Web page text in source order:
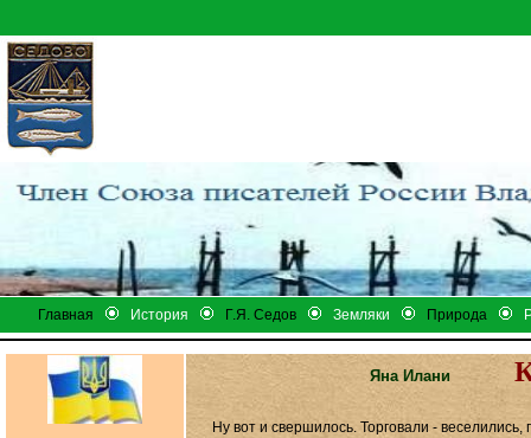
Главная История Г.Я. Седов Земляки Природа
Яна Илани
Ну вот и свершилось. Торговали -